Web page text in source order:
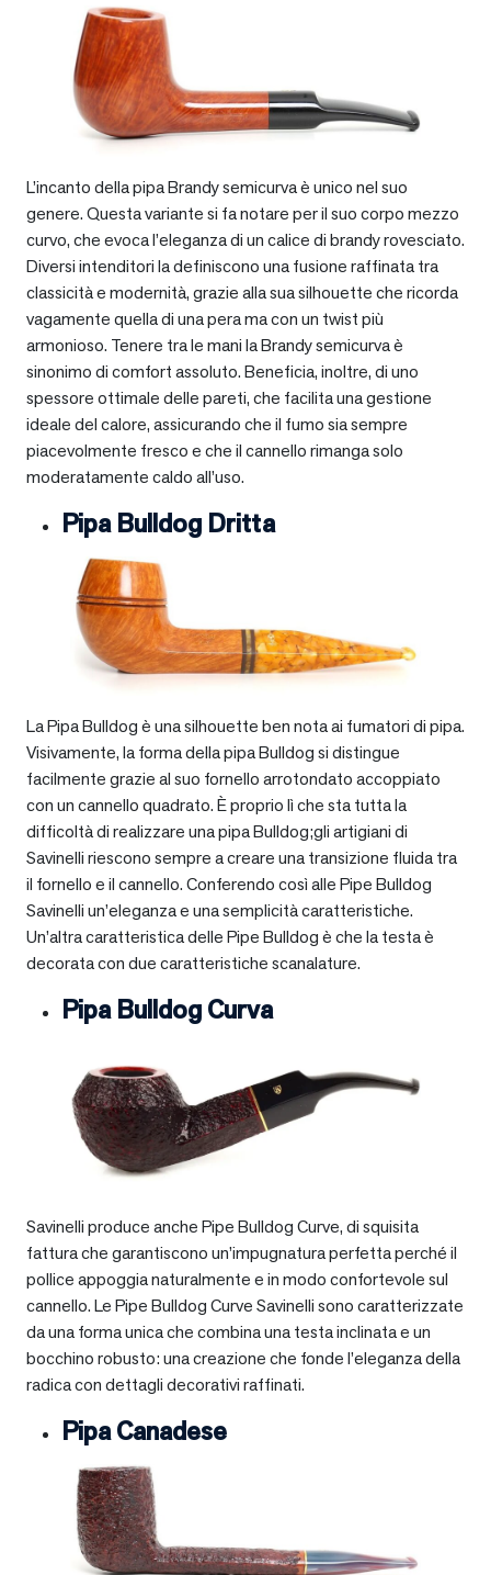
L’incanto della pipa Brandy semicurva è unico nel suo
genere. Questa variante si fa notare per il suo corpo mezzo
curvo, che evoca l’eleganza di un calice di brandy rovesciato.
Diversi intenditori la definiscono una fusione raffinata tra
classicità e modernità, grazie alla sua silhouette che ricorda
vagamente quella di una pera ma con un twist più
armonioso. Tenere tra le mani la Brandy semicurva è
sinonimo di comfort assoluto. Beneficia, inoltre, di uno
spessore ottimale delle pareti, che facilita una gestione
ideale del calore, assicurando che il fumo sia sempre
piacevolmente fresco e che il cannello rimanga solo
moderatamente caldo all’uso.
Pipa Bulldog Dritta
La Pipa Bulldog è una silhouette ben nota ai fumatori di pipa.
Visivamente, la forma della pipa Bulldog si distingue
facilmente grazie al suo fornello arrotondato accoppiato
con un cannello quadrato. È proprio lì che sta tutta la
difficoltà di realizzare una pipa Bulldog;gli artigiani di
Savinelli riescono sempre a creare una transizione fluida tra
il fornello e il cannello. Conferendo così alle Pipe Bulldog
Savinelli un’eleganza e una semplicità caratteristiche.
Un’altra caratteristica delle Pipe Bulldog è che la testa è
decorata con due caratteristiche scanalature.
Pipa Bulldog Curva
Savinelli produce anche Pipe Bulldog Curve, di squisita
fattura che garantiscono un’impugnatura perfetta perché il
pollice appoggia naturalmente e in modo confortevole sul
cannello. Le Pipe Bulldog Curve Savinelli sono caratterizzate
da una forma unica che combina una testa inclinata e un
bocchino robusto: una creazione che fonde l’eleganza della
radica con dettagli decorativi raffinati.
Pipa Canadese